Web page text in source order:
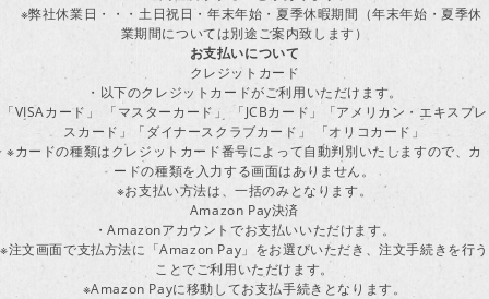
※弊社休業日・・・土日祝日・年末年始・夏季休暇期間（年末年始・夏季休
業期間については別途ご案内致します）
お支払いについて
クレジットカード
・以下のクレジットカードがご利用いただけます。
「VISAカード」 「マスターカード」 「JCBカード」「アメリカン・エキスプレ
スカード」「ダイナースクラブカード」 「オリコカード」
※カードの種類はクレジットカード番号によって自動判別いたしますので、カ
ードの種類を入力する画面はありません。
※お支払い方法は、一括のみとなります。
Amazon Pay決済
・Amazonアカウントでお支払いいただけます。
※注文画面で支払方法に「Amazon Pay」をお選びいただき、注文手続きを行う
ことでご利用いただけます。
※Amazon Payに移動してお支払手続きとなります。